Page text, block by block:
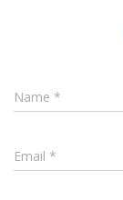
Name *
Email *